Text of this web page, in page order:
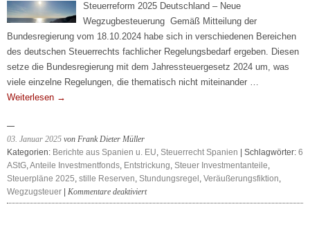
Steuerreform 2025 Deutschland – Neue
Wegzugbesteuerung Gemäß Mitteilung der
Bundesregierung vom 18.10.2024 habe sich in verschiedenen Bereichen
des deutschen Steuerrechts fachlicher Regelungsbedarf ergeben. Diesen
setze die Bundesregierung mit dem Jahressteuergesetz 2024 um, was
viele einzelne Regelungen, die thematisch nicht miteinander …
Weiterlesen →
03. Januar 2025 von Frank Dieter Müller
Kategorien: Berichte aus Spanien u. EU, Steuerrecht Spanien | Schlagwörter: 6
AStG,Anteile Investmentfonds, Entstrickung, Steuer Investmentanteile,
Steuerpläne 2025, stille Reserven, Stundungsregel , Veräußerungsfiktion,
Wegzugsteuer
Kommentare deaktiviertfür
Steuerreform